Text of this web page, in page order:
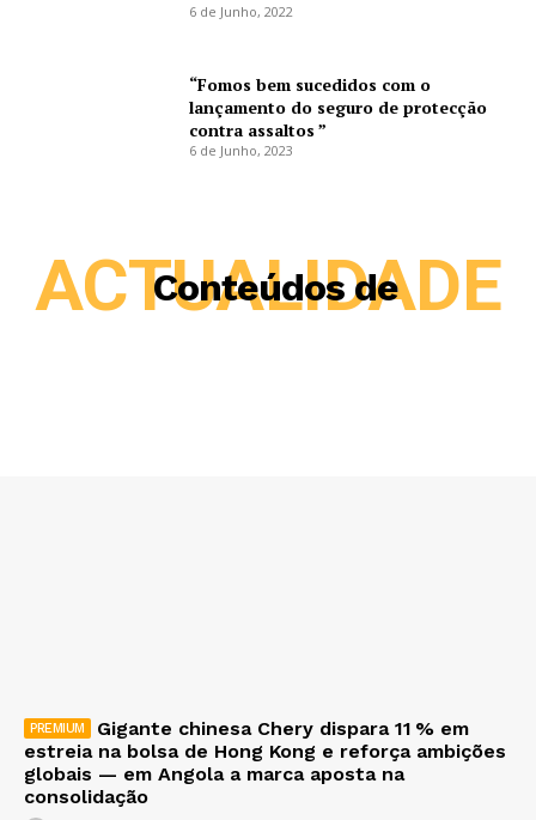
6 de Junho, 2022
“Fomos bem sucedidos com o
lançamento do seguro de protecção
contra assaltos ”
6 de Junho, 2023
Conteúdos de
ACTUALIDADE
Gigante chinesa Chery dispara 11 % em
estreia na bolsa de Hong Kong e reforça ambições
globais — em Angola a marca aposta na
consolidação